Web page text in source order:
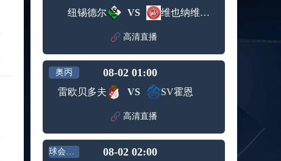
11月11日 全运男篮半决赛 广东全运男篮vs辽宁全运男篮 全场录像
运男篮
10月14日 女篮锦标赛阶段二第3轮 山西女篮vs四川女篮 全场录像回放
标签： 山西女
四川女
篮
09月12日 男篮欧锦赛半决赛 德国男篮vs芬兰男篮 全场录像回放
标签：
德国男
芬兰男
09月05日 男篮欧锦赛小组赛 西班牙男篮vs希腊男篮 全场录像回放
男篮
希腊男
篮
09月05日 男篮欧锦赛小组赛 波兰男篮vs比利时男篮 全场录像回放
标签： 波兰男
比利时
纽锡德尔 VS 维也纳维多利亚
高清直播
奥丙 08-02 01:00
雷欧贝多夫 VS SV霍恩
高清直播
球会友谊 08-02 02:00